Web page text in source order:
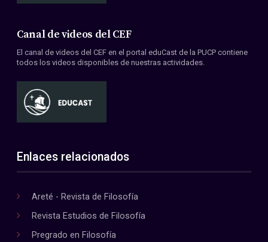
Canal de videos del CEF
El canal de videos del CEF en el portal eduCast de la PUCP contiene
todos los videos disponibles de nuestras actividades.
Enlaces relacionados
Areté - Revista de Filosofía
Revista Estudios de Filosofía
Pregrado en Filosofía